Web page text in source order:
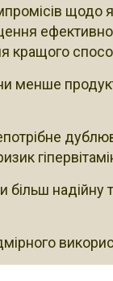
щодо
кращого
менше
більш надійну